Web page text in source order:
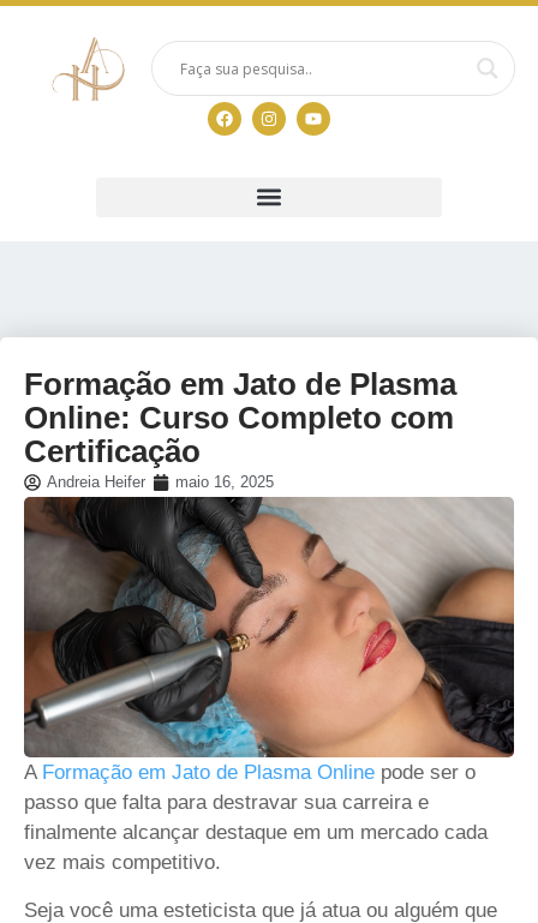
Formação em Jato de Plasma
Online: Curso Completo com
Certificação
Andreia Heifer maio 16, 2025
AFormação em Jato de Plasma Online pode ser o
passo que falta para destravar sua carreira e
finalmente alcançar destaque em um mercado cada
vez mais competitivo.
Seja você uma esteticista que já atua ou alguém que